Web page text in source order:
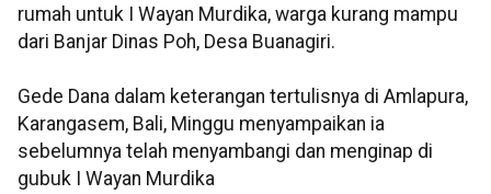
rumah untuk I Wayan Murdika, warga kurang mampu
dari Banjar Dinas Poh, Desa Buanagiri.
Gede Dana dalam keterangan tertulisnya di Amlapura,
Karangasem, Bali, Minggu menyampaikan ia
sebelumnya telah menyambangi dan menginap di
gubuk I Wayan Murdika